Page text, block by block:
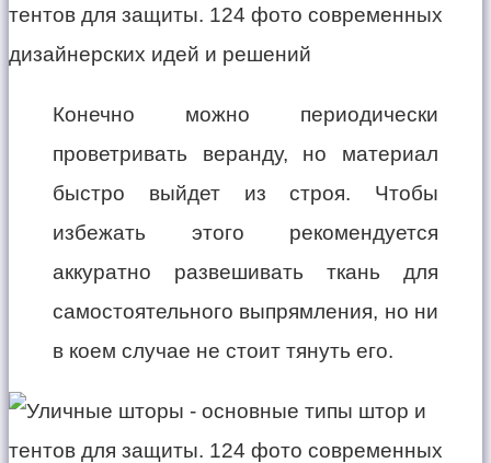
Конечно можно периодически
проветривать веранду, но материал
быстро выйдет из строя. Чтобы
избежать этого рекомендуется
аккуратно развешивать ткань для
самостоятельного выпрямления, но ни
в коем случае не стоит тянуть его.